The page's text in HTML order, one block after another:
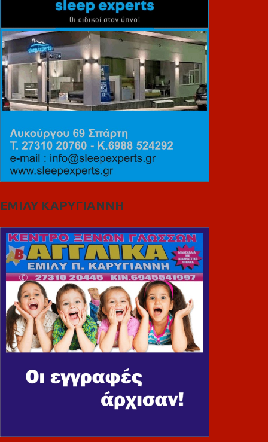
ΕΜΙΛΥ ΚΑΡΥΓΙΑΝΝΗ